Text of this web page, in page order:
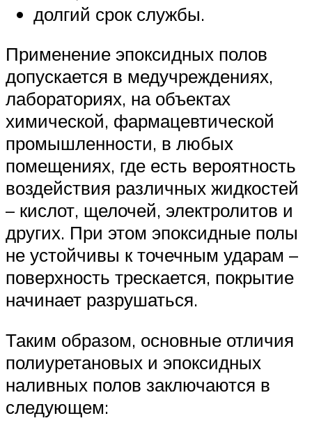
долгий срок службы.
Применение эпоксидных полов
допускается в медучреждениях,
лабораториях, на объектах
химической, фармацевтической
промышленности, в любых
помещениях, где есть вероятность
воздействия различных жидкостей
– кислот, щелочей, электролитов и
других. При этом эпоксидные полы
не устойчивы к точечным ударам –
поверхность трескается, покрытие
начинает разрушаться.
Таким образом, основные отличия
полиуретановых и эпоксидных
наливных полов заключаются в
следующем: